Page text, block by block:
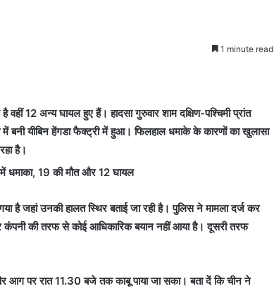
1 minute read
12 अन्य घायल हुए हैं। हादसा गुरुवार शाम दक्षिण-पश्चिमी प्रांत
यीबिन हेंगडा फैक्ट्री में हुआ। फिलहाल धमाके के कारणों का खुलासा
है।
है जहां उनकी हालत स्थिर बताई जा रही है। पुलिस ने मामला दर्ज कर
की तरफ से कोई आधिकारिक बयान नहीं आया है। दूसरी तरफ
आग पर रात 11.30 बजे तक काबू पाया जा सका। बता दें कि चीन ने